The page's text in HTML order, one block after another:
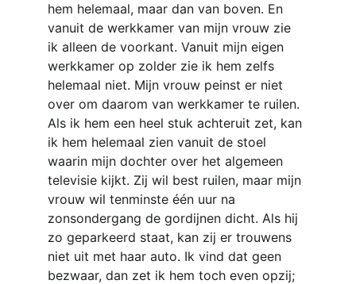
hem helemaal, maar dan van boven. En
vanuit de werkkamer van mijn vrouw zie
ik alleen de voorkant. Vanuit mijn eigen
werkkamer op zolder zie ik hem zelfs
helemaal niet. Mijn vrouw peinst er niet
over om daarom van werkkamer te ruilen.
Als ik hem een heel stuk achteruit zet, kan
ik hem helemaal zien vanuit de stoel
waarin mijn dochter over het algemeen
televisie kijkt. Zij wil best ruilen, maar mijn
vrouw wil tenminste één uur na
zonsondergang de gordijnen dicht. Als hij
zo geparkeerd staat, kan zij er trouwens
niet uit met haar auto. Ik vind dat geen
bezwaar, dan zet ik hem toch even opzij;